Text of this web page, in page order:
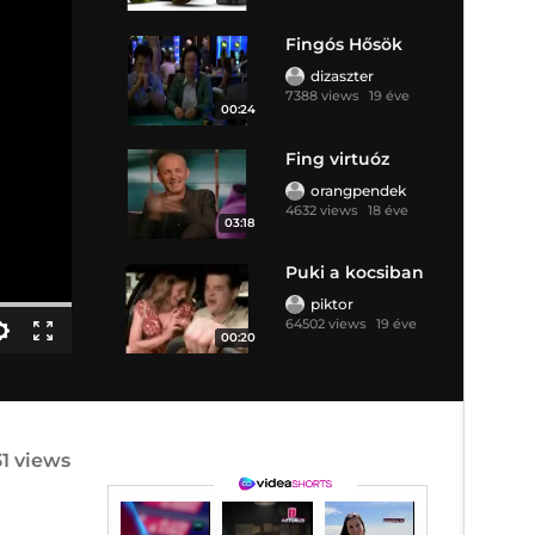
00:24
Fingós Hősök
dizaszter
7388 views 19 éve
03:18
Fing virtuóz
orangpendek
4632 views 18 éve
00:20
Puki a kocsiban
piktor
64502 views 19 éve
views